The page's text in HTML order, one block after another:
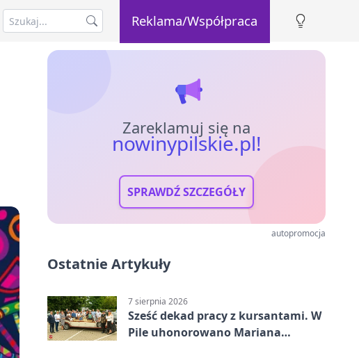
Reklama/Współpraca
Zareklamuj się na
nowinypilskie.pl!
SPRAWDŹ SZCZEGÓŁY
autopromocja
Ostatnie Artykuły
7 sierpnia 2026
Sześć dekad pracy z kursantami. W
Pile uhonorowano Mariana